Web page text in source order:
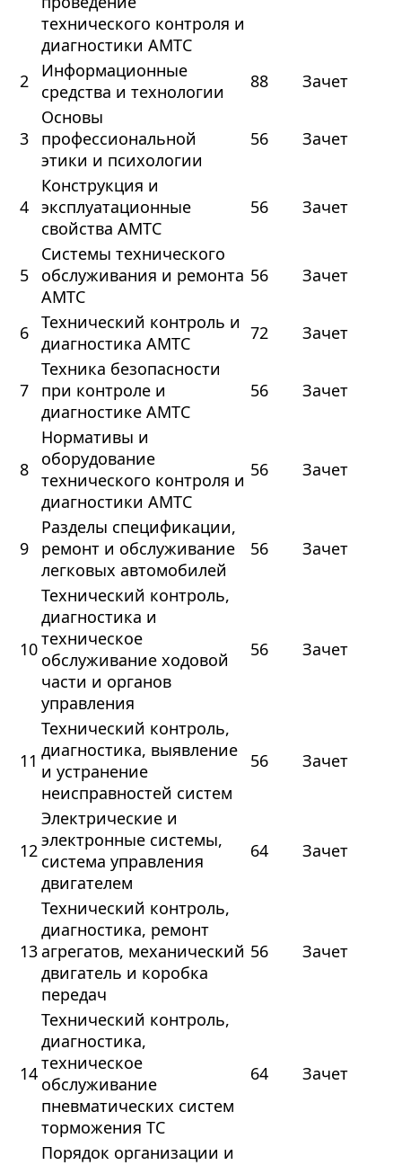
технического контроля и
диагностики АМТС
2
Информационные
средства и технологии
88 Зачет
3
Основы
профессиональной
этики и психологии
56 Зачет
4
Конструкция и
эксплуатационные
свойства АМТС
56 Зачет
5
Системы технического
обслуживания и ремонта
АМТС
56 Зачет
6 Технический контроль и
диагностика АМТС
72 Зачет
7
Техника безопасности
при контроле и
диагностике АМТС
56 Зачет
8
Нормативы и
оборудование
технического контроля и
диагностики АМТС
56 Зачет
9
Разделы спецификации,
ремонт и обслуживание
легковых автомобилей
56 Зачет
10
Технический контроль,
диагностика и
техническое
обслуживание ходовой
части и органов
управления
56 Зачет
11
Технический контроль,
диагностика, выявление
и устранение
неисправностей систем
56 Зачет
12
Электрические и
электронные системы,
система управления
двигателем
64 Зачет
13
Технический контроль,
диагностика, ремонт
агрегатов, механический
двигатель и коробка
передач
56 Зачет
14
Технический контроль,
диагностика,
техническое
обслуживание
пневматических систем
торможения ТС
64 Зачет
Порядок организации и